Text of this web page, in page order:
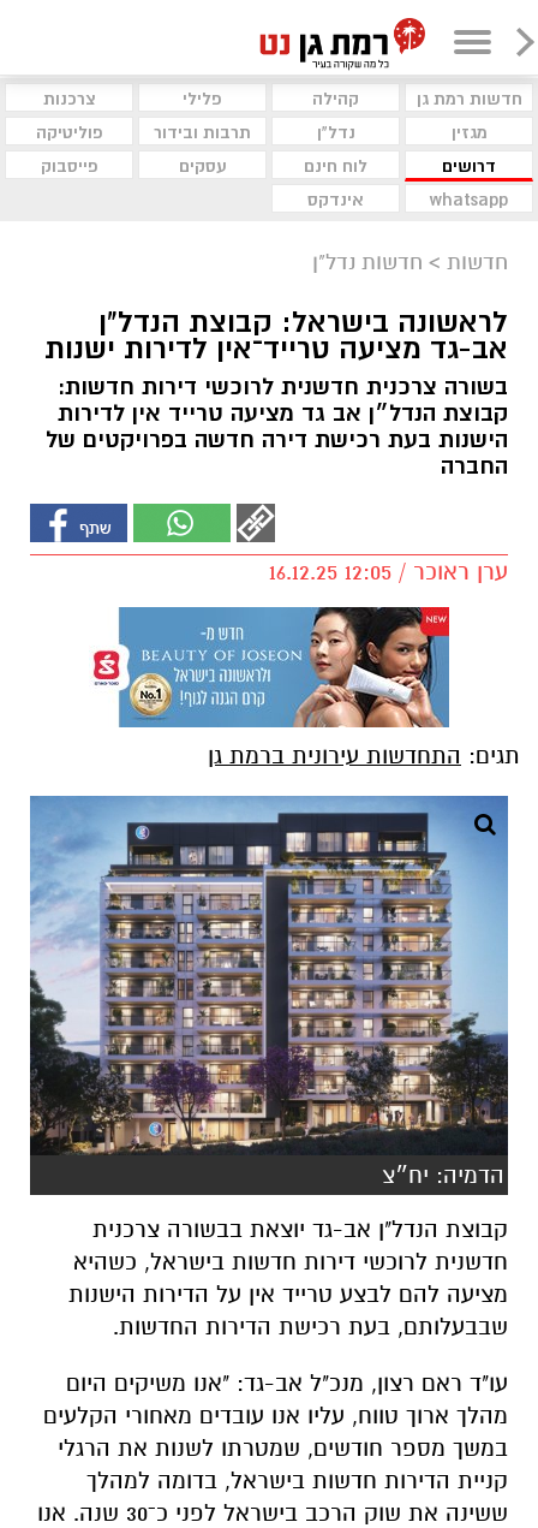
חדשות רמת גן קהילה פלילי
צרכנות
מגזין
נדל"ן תרבות ובידור
פוליטיקה
דרושים
לוח חינם עסקים
פייסבוק
whatsapp
אינדקס
חדשות > חדשות נדל"ן
לראשונה בישראל: קבוצת הנדל"ן
אב-גד מציעה טרייד־אין לדירות ישנות
בשורה צרכנית חדשנית לרוכשי דירות חדשות:
קבוצת הנדל״ן אב גד מציעה טרייד אין לדירות
הישנות בעת רכישת דירה חדשה בפרויקטים של
החברה
ערן ראוכר / 12:05 16.12.25
תגים: התחדשות עירונית ברמת גן
הדמיה: יח״צ
קבוצת הנדל"ן אב-גד יוצאת בבשורה צרכנית
חדשנית לרוכשי דירות חדשות בישראל, כשהיא
מציעה להם לבצע טרייד אין על הדירות הישנות
שבבעלותם, בעת רכישת הדירות החדשות.
עו"ד ראם רצון, מנכ"ל אב-גד: "אנו משיקים היום
מהלך ארוך טווח, עליו אנו עובדים מאחורי הקלעים
במשך מספר חודשים, שמטרתו לשנות את הרגלי
קניית הדירות חדשות בישראל, בדומה למהלך
ששינה את שוק הרכב בישראל לפני כ־30 שנה. אנו